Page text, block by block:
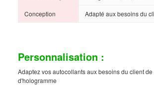
Conception Adapté aux besoins du
Personnalisation :
Adaptez vos autocollants aux besoins du client
d'hologramme